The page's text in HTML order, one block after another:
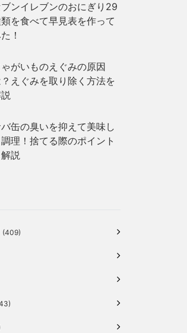
ンイレブンのおにぎり29
を食べて早見表を作って
！
ゃがいものえぐみの原因
えぐみを取り除く方法を
缶の臭いを抑えて美味し
調理！捨てる際のポイント
解説
(409)